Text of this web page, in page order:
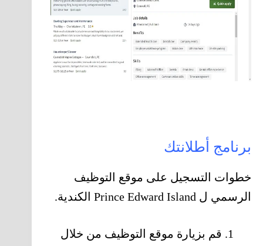
برنامج أطلانتك
خطوات التسجيل على موقع التوظيف
الرسمي ل Prince Edward Island الكندية.
قم بزيارة موقع التوظيف من خلال